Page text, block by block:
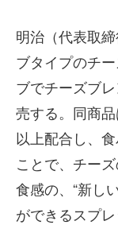
明治（代表取
ブタイプのチ
ブでチーズブ
売する。同商
以上配合し、
ことで、チー
食感の、“新し
ができるスプ